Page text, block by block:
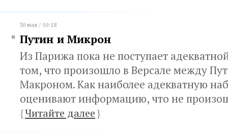
30 мая / 10:18
Путин и Микрон
Из Парижа пока не поступает
том, что произошло в Версале между
Макроном. Как наиболее адекватную
оценивают информацию, что не
{Читайте далее}